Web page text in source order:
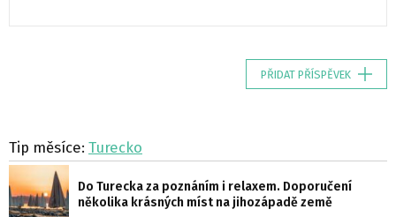
PŘIDAT PŘÍSPĚVEK
Tip měsíce: Turecko
Do Turecka za poznáním i relaxem. Doporučení
několika krásných míst na jihozápadě země